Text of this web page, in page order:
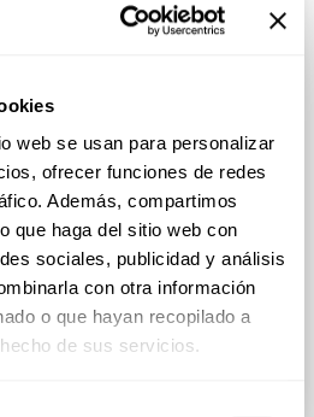
web se usan para personalizar
ofrecer funciones de redes
Además, compartimos
que haga del sitio web con
sociales, publicidad y análisis
con otra información
o que hayan recopilado a
de sus servicios.
tu propósito en la
vida?
Miralles para que nos cuente
todo...